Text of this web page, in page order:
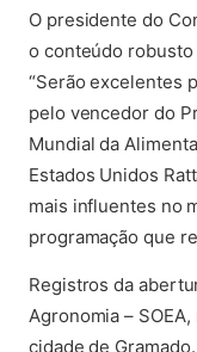
O presidente do
o conteúdo robusto
“Serão excelentes
pelo vencedor do
Mundial da
Estados Unidos
mais influentes no
programação que
Registros da
Agronomia –
cidade de Gramado.